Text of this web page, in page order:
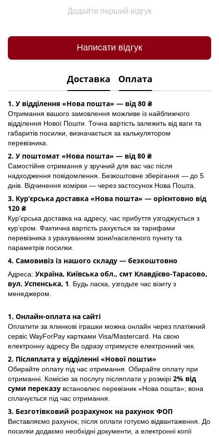
Додайте перший відгук
Написати відгук
Доставка Оплата
1. У відділення «Нова пошта» — від 80 ₴
Отримання вашого замовлення можливе із найближчого
відділення Нової Пошти. Точна вартість залежить від ваги та
габаритів посилки, визначається за калькулятором
перевізника.
2. У поштомат «Нова пошта» — від 80 ₴
Самостійне отримання у зручний для вас час після
надходження повідомлення. Безкоштовне зберігання — до 5
днів. Відчинення комірки — через застосунок Hoва Пошта.
3. Кур’єрська доставка «Нова пошта» — орієнтовно від
120 ₴
Кур’єрська доставка на адресу, час прибуття узгоджується з
кур’єром. Фактична вартість рахується за тарифами
перевізника з урахуванням зони/населеного пункту та
параметрів посилки.
4. Самовивіз із нашого складу — безкоштовно
Адреса: Україна, Київська обл., смт Клавдієво-Тарасово,
вул. Успенська, 1
. Будь ласка, узгодьте час візиту з
менеджером.
1. Онлайн-оплата на сайті
Оплатити за ялинкові іграшки можна онлайн через платіжний
сервіс WayForPay картками Visa/Mastercard. На свою
електронну адресу Ви одразу отримуєте електронний чек.
2. Післяплата у відділенні «Нової пошти»
Обирайте оплату під час отримання. Обирайте оплату при
отриманні. Комісію за послугу післяплати у розмірі 2% від
суми переказу встановлює перевізник «Нова пошта»; вона
сплачується під час отримання.
3. Безготівковий розрахунок на рахунок ФОП
Виставляємо рахунок, після оплати готуємо відвантаження. До
посилки додаємо необхідні документи, а електронні копії